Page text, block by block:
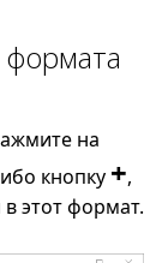
на
кнопку +,
этот формат.